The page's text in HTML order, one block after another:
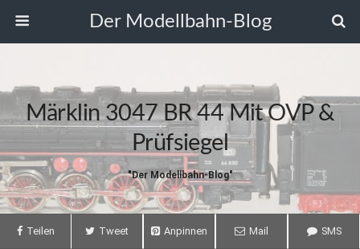
Der Modellbahn-Blog
Märklin 3047 BR 44 Mit OVP &
Prüfsiegel
"Der Modellbahn-Blog"
Teilen Tweet Anpinnen Mail SMS